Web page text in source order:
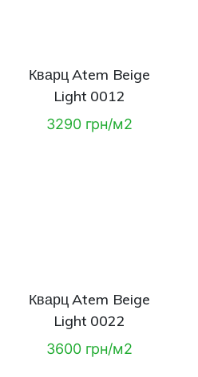
Кварц Atem Beige
Light 0012
3290 грн/м2
Кварц Atem Beige
Light 0022
3600 грн/м2